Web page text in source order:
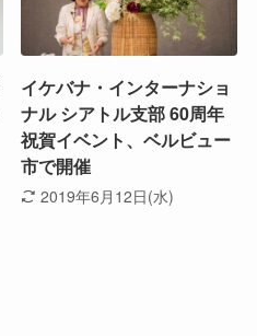
イケバナ・インターナショ
ナル シアトル支部 60周年
祝賀イベント、ベルビュー
市で開催
2019年6月12日(水)